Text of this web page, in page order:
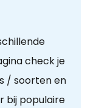
check je
/ soorten en
bij populaire